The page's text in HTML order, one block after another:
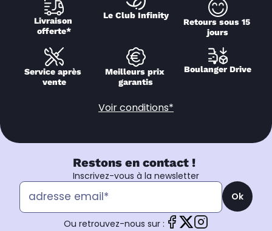
Livraison
offerte*
Le Club Infinity
Retours sous 15
jours
Service après
vente
Meilleurs prix
garantis
Boulanger Drive
Voir conditions*
Restons en contact !
Inscrivez-vous à la newsletter
Ok
Ou retrouvez-nous sur :